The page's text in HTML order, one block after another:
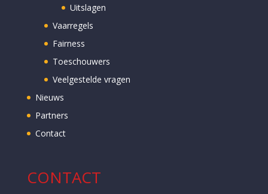
Uitslagen
Vaarregels
Fairness
Toeschouwers
Veelgestelde vragen
Nieuws
Partners
Contact
CONTACT